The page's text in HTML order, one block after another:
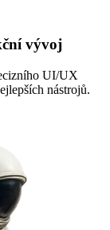
vývoj
UI/UX
nástrojů.